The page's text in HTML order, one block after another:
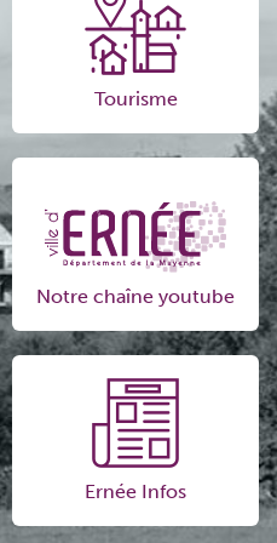
Tourisme
Notre chaîne youtube
Ernée Infos